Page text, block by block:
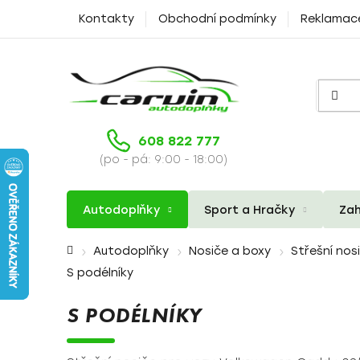
Kontakty Obchodní podmínky
608 822 777
(po - pá: 9:00 - 18:00)
Autodoplňky Sport a Hračky
Domů Autodoplňky Nosiče a boxy Střešní
S podélníky
S PODÉLNÍKY